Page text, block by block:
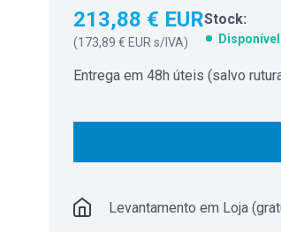
213,88 € EUR
(173,89 € EUR s/IVA)
Stock:
Disponível
Entrega em 48h úteis (salvo
Levantamento em Loja